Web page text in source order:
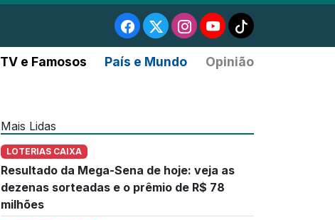
TV e Famosos País e Mundo Opinião
Mais Lidas
LOTERIAS CAIXA
Resultado da Mega-Sena de hoje: veja as
dezenas sorteadas e o prêmio de R$ 78
milhões